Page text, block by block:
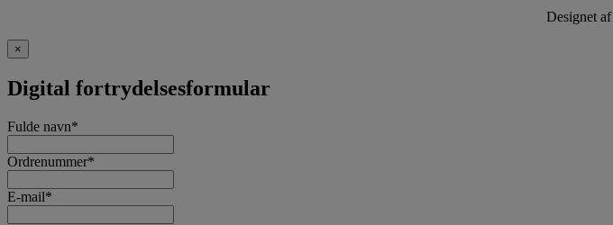
Designet af
×
Digital fortrydelsesformular
Fulde navn*
Ordrenummer*
E-mail*